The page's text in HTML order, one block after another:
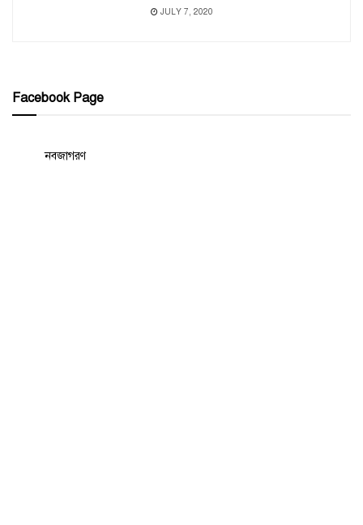
JULY 7, 2020
Facebook Page
নবজাগরণ